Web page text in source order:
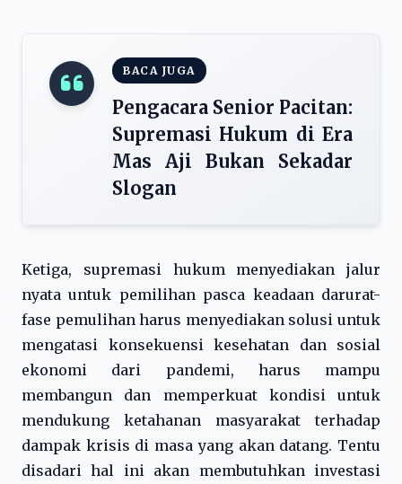
BACA JUGA
Pengacara Senior Pacitan:
Supremasi Hukum di Era
Mas Aji Bukan Sekadar
Slogan
Ketiga, supremasi hukum menyediakan jalur
nyata untuk pemilihan pasca keadaan darurat-
fase pemulihan harus menyediakan solusi untuk
mengatasi konsekuensi kesehatan dan sosial
ekonomi dari pandemi, harus mampu
membangun dan memperkuat kondisi untuk
mendukung ketahanan masyarakat terhadap
dampak krisis di masa yang akan datang. Tentu
disadari hal ini akan membutuhkan investasi